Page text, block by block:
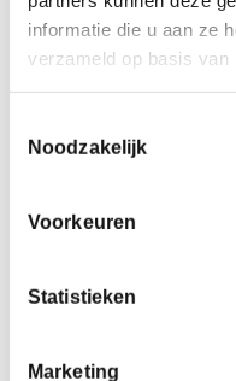
informatie die u aan ze
verzameld op basis van
Noodzakelijk
Voorkeuren
Statistieken
Marketing